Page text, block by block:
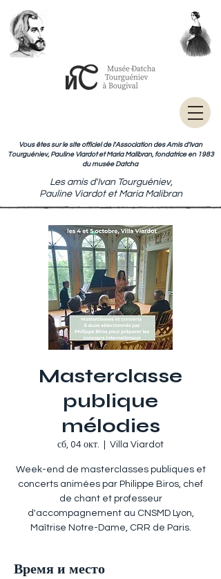
Vous êtes sur le site officiel de l'Association des Amis d'Ivan
Tourguéniev, Pauline Viardot et Maria Malibran, fondatrice en 1983
du musée Datcha
Les amis d'Ivan Tourguéniev,
Pauline Viardot et Maria Malibran
Masterclasse
publique
mélodies
сб, 04 окт. Villa Viardot
Week-end de masterclasses publiques et
concerts animées par Philippe Biros, chef
de chant et professeur
d'accompagnement au CNSMD Lyon,
Maîtrise Notre-Dame, CRR de Paris.
Время и место